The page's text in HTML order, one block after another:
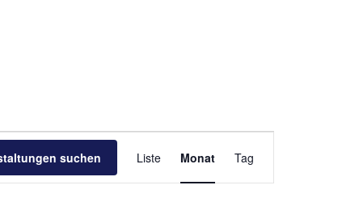
suchen
Ansichten-
Liste Monat Tag